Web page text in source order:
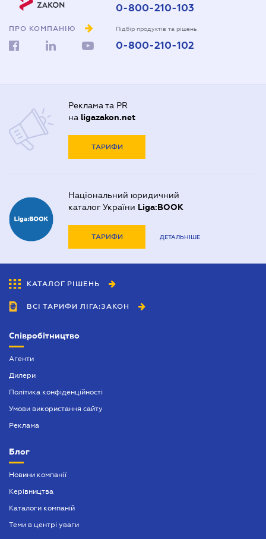
ПРО КОМПАНІЮ
0-800-210-103
Підбір продуктів та рішень
0-800-210-102
Реклама та PR
на ligazakon.net
ТАРИФИ
Національний юридичний
каталог України Liga:BOOK
ТАРИФИ ДЕТАЛЬНІШЕ
КАТАЛОГ РІШЕНЬ
ВСІ ТАРИФИ ЛІГА:ЗАКОН
Співробітництво
Агенти
Дилери
Політика конфіденційності
Умови використання сайту
Реклама
Блог
Новини компанії
Керівництва
Каталоги компаній
Теми в центрі уваги